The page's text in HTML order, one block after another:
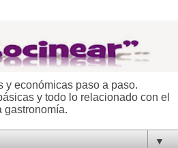
y económicas paso a paso.
y todo lo relacionado con el
gastronomía.
▼